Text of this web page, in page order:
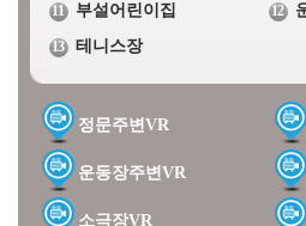
11 부설어린이집 12
13 테니스장
정문주변VR
운동장주변VR
소극장VR